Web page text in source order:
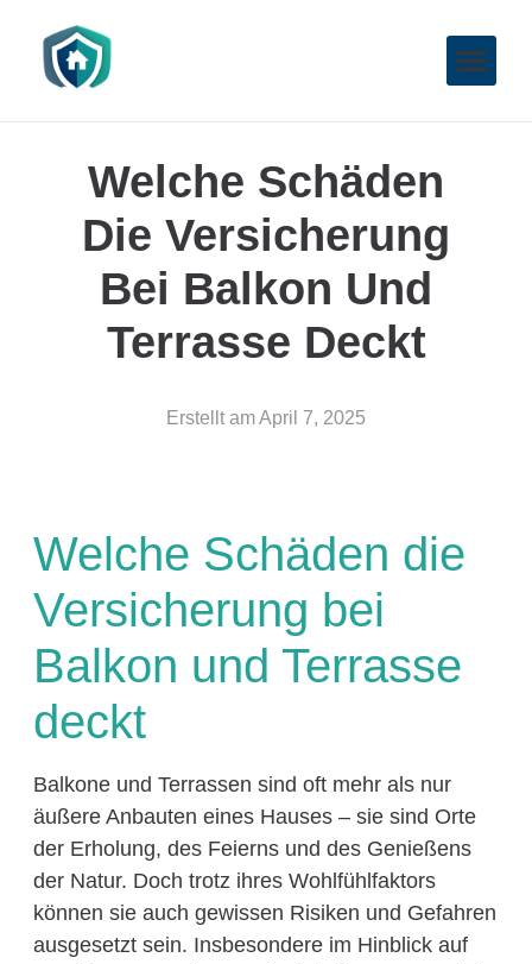
Welche Schäden
Die Versicherung
Bei Balkon Und
Terrasse Deckt
Erstellt amApril 7, 2025
Welche Schäden die
Versicherung bei
Balkon und Terrasse
deckt
Balkone und Terrassen sind oft mehr als nur
äußere Anbauten eines Hauses – sie sind Orte
der Erholung, des Feierns und des Genießens
der Natur. Doch trotz ihres Wohlfühlfaktors
können sie auch gewissen Risiken und Gefahren
ausgesetzt sein. Insbesondere im Hinblick auf